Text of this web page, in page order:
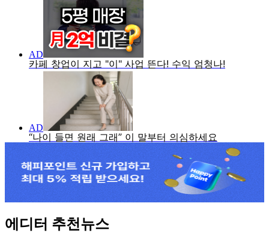
에디터 추천뉴스